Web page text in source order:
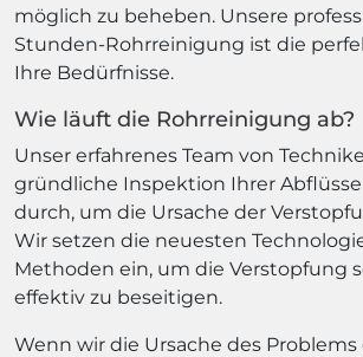
möglich zu beheben. Unsere
Stunden-Rohrreinigung ist die
Ihre Bedürfnisse.
Wie läuft die Rohrreinigung ab?
Unser erfahrenes Team von
gründliche Inspektion Ihrer
durch, um die Ursache der
Wir setzen die neuesten
Methoden ein, um die Verstopfung
effektiv zu beseitigen.
Wenn wir die Ursache des